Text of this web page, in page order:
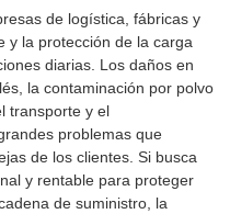
de logística, fábricas y
y la protección de la carga
diarias. Los daños en
la contaminación por polvo
transporte y el
problemas que
de los clientes. Si busca
y rentable para proteger
de suministro, la